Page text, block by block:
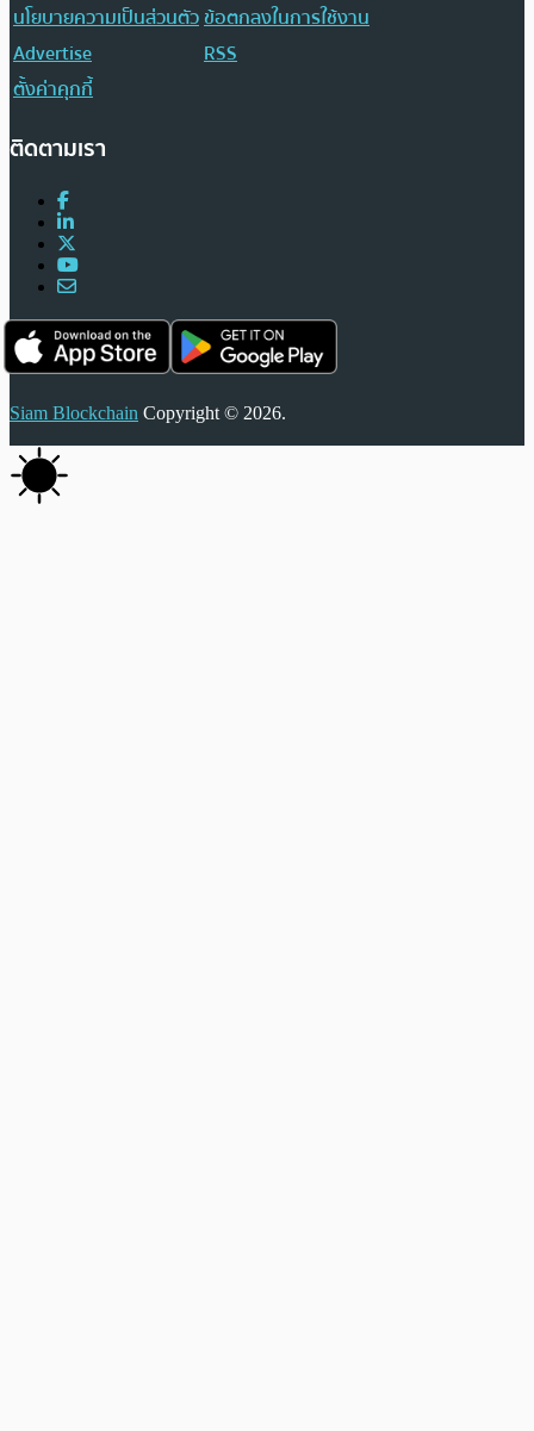
นโยบายความเป็นส่วนตัวข้อตกลงในการใช้งาน
Advertise
RSS
ตั้งค่าคุกกี้
ติดตามเรา
Siam Blockchain Copyright © 2026.